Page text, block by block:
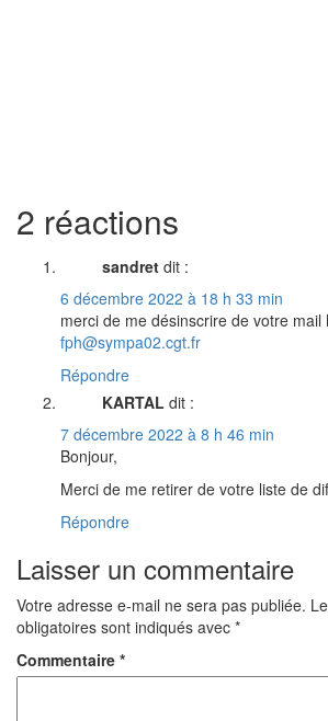
2 réactions
sandret dit :
6 décembre 2022 à 18 h 33 min
merci de me désinscrire de votre mail
fph@sympa02.cgt.fr
Répondre
KARTAL dit :
7 décembre 2022 à 8 h 46 min
Bonjour,
Merci de me retirer de votre liste de
Répondre
Laisser un commentaire
Votre adresse e-mail ne sera pas publiée.
obligatoires sont indiqués avec *
Commentaire *